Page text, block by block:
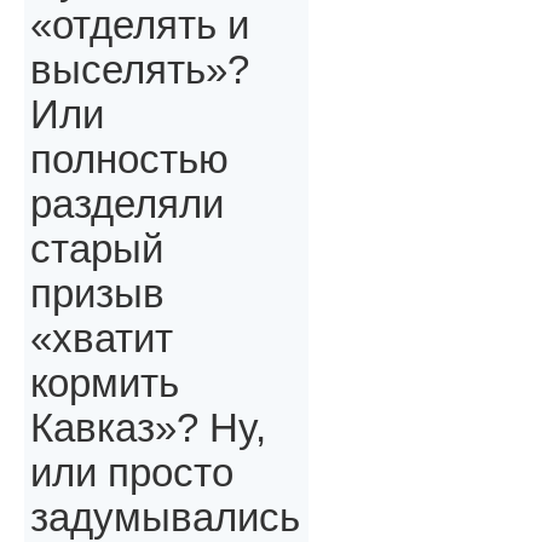
«отделять и
выселять»?
Или
полностью
разделяли
старый
призыв
«хватит
кормить
Кавказ»? Ну,
или просто
задумывались